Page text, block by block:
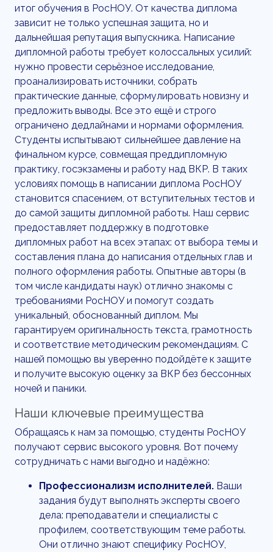
итог обучения в РосНОУ. От качества диплома
зависит не только успешная защита, но и
дальнейшая репутация выпускника. Написание
дипломной работы требует колоссальных усилий:
нужно провести серьёзное исследование,
проанализировать источники, собрать
практические данные, сформулировать новизну и
предложить выводы. Все это ещё и строго
ограничено дедлайнами и нормами оформления.
Студенты испытывают сильнейшее давление на
финальном курсе, совмещая преддипломную
практику, госэкзамены и работу над ВКР. В таких
условиях помощь в написании диплома РосНОУ
становится спасением, от вступительных тестов и
до самой защиты дипломной работы. Наш сервис
предоставляет поддержку в подготовке
дипломных работ на всех этапах: от выбора темы и
составления плана до написания отдельных глав и
полного оформления работы. Опытные авторы (в
том числе кандидаты наук) отлично знакомы с
требованиями РосНОУ и помогут создать
уникальный, обоснованный диплом. Мы
гарантируем оригинальность текста, грамотность
и соответствие методическим рекомендациям. С
нашей помощью вы уверенно подойдёте к защите
и получите высокую оценку за ВКР без бессонных
ночей и паники.
Наши ключевые преимущества
Обращаясь к нам за помощью, студенты РосНОУ
получают сервис высокого уровня. Вот почему
сотрудничать с нами выгодно и надёжно:
Профессионализм исполнителей. Ваши
задания будут выполнять эксперты своего
дела: преподаватели и специалисты с
профилем, соответствующим теме работы.
Они отлично знают специфику РосНОУ,